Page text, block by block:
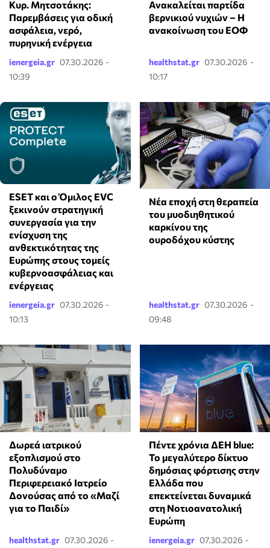
Κυρ. Μητσοτάκης:
Παρεμβάσεις για οδική
ασφάλεια, νερό,
πυρηνική ενέργεια
ienergeia.gr 07.30.2026 -
10:39
Ανακαλείται παρτίδα
βερνικιού νυχιών – Η
ανακοίνωση του ΕΟΦ
healthstat.gr 07.30.2026 -
10:17
ESET και ο Όμιλος EVC
ξεκινούν στρατηγική
συνεργασία για την
ενίσχυση της
ανθεκτικότητας της
Ευρώπης στους τομείς
κυβερνοασφάλειας και
ενέργειας
ienergeia.gr 07.30.2026 -
10:13
Νέα εποχή στη θεραπεία
του μυοδιηθητικού
καρκίνου της
ουροδόχου κύστης
healthstat.gr 07.30.2026 -
09:48
Δωρεά ιατρικού
εξοπλισμού στο
Πολυδύναμο
Περιφερειακό Ιατρείο
Δονούσας από το «Μαζί
για το Παιδί»
healthstat.gr 07.30.2026 -
Πέντε χρόνια ΔΕΗ blue:
Το μεγαλύτερο δίκτυο
δημόσιας φόρτισης στην
Ελλάδα που
επεκτείνεται δυναμικά
στη Νοτιοανατολική
Ευρώπη
ienergeia.gr 07.30.2026 -